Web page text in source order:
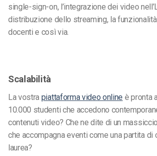
single-sign-on, l’integrazione dei video
distribuzione dello streaming, la
docenti e così via.
Scalabilità
La vostra piattaforma video online è pronta
10.000 studenti che accedono
contenuti video? Che ne dite di un
che accompagna eventi come una partita di
laurea?